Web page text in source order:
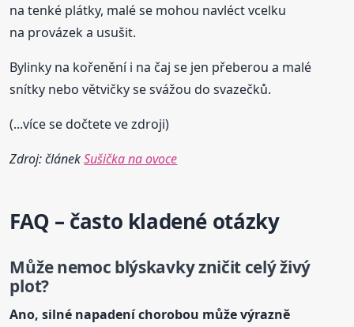
na tenké plátky, malé se mohou navléct vcelku
na provázek a usušit.
Bylinky na kořenění i na čaj se jen přeberou a malé
snítky nebo větvičky se svážou do svazečků.
(...více se dočtete ve zdroji)
Zdroj: článekSušička na ovoce
FAQ – často kladené otázky
Může nemoc blýskavky zničit celý živý
plot?
Ano, silné napadení chorobou může výrazně